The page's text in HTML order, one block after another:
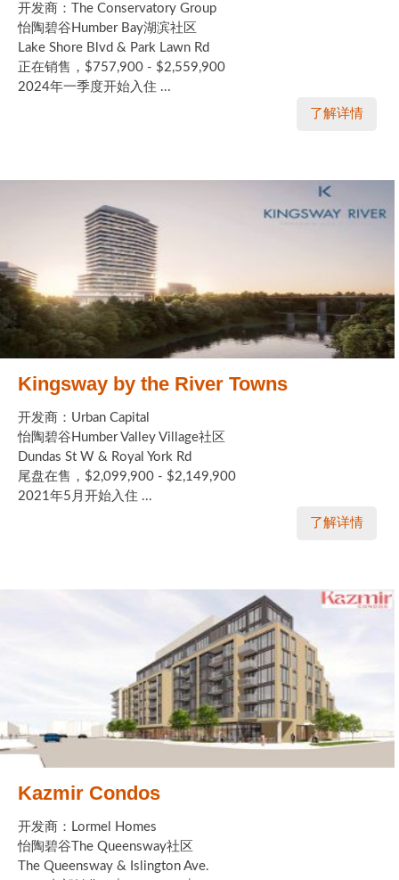
开发商：The Conservatory Group
怡陶碧谷Humber Bay湖滨社区
Lake Shore Blvd & Park Lawn Rd
正在销售，$757,900 - $2,559,900
2024年一季度开始入住 ...
了解详情
Kingsway by the River Towns
开发商：Urban Capital
怡陶碧谷Humber Valley Village社区
Dundas St W & Royal York Rd
尾盘在售，$2,099,900 - $2,149,900
2021年5月开始入住 ...
了解详情
Kazmir Condos
开发商：Lormel Homes
怡陶碧谷The Queensway社区
The Queensway & Islington Ave.